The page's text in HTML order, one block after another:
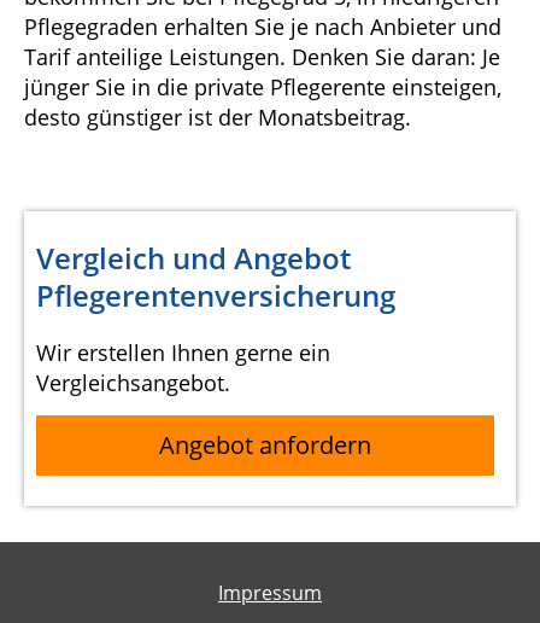
Pflegegraden erhalten Sie je nach Anbieter und
Tarif anteilige Leistungen. Denken Sie daran: Je
jünger Sie in die private Pflegerente einsteigen,
desto günstiger ist der Monatsbeitrag.
Vergleich und Angebot
Pflegerentenversicherung
Wir erstellen Ihnen gerne ein
Vergleichsangebot.
Angebot anfordern
Impressum